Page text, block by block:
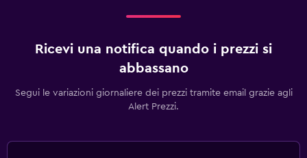
Ricevi una notifica quando i prezzi si
abbassano
Segui le variazioni giornaliere dei prezzi tramite email grazie agli
Alert Prezzi.